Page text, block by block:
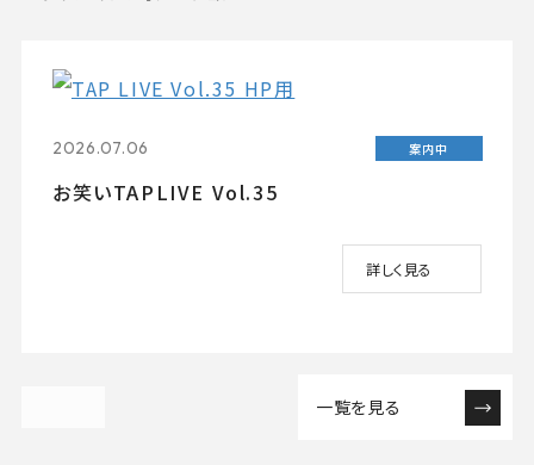
2026.07.06 案内中
お笑いTAPLIVE Vol.35
詳しく見る
一覧を見る